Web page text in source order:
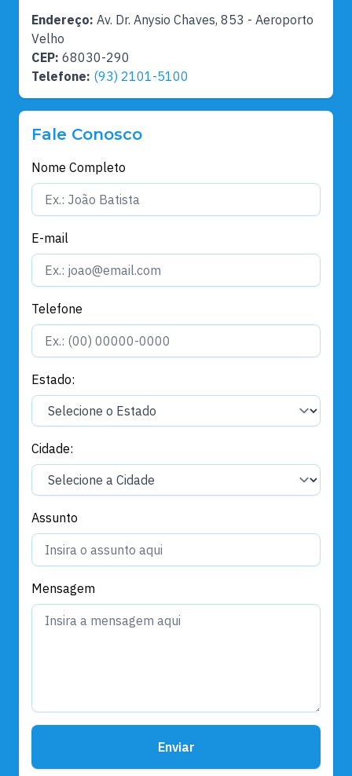
Endereço: Av. Dr. Anysio Chaves, 853 - Aeroporto
Velho
CEP: 68030-290
Telefone: (93) 2101-5100
Fale Conosco
Nome Completo
E-mail
Telefone
Estado:
Cidade:
Assunto
Mensagem
Enviar